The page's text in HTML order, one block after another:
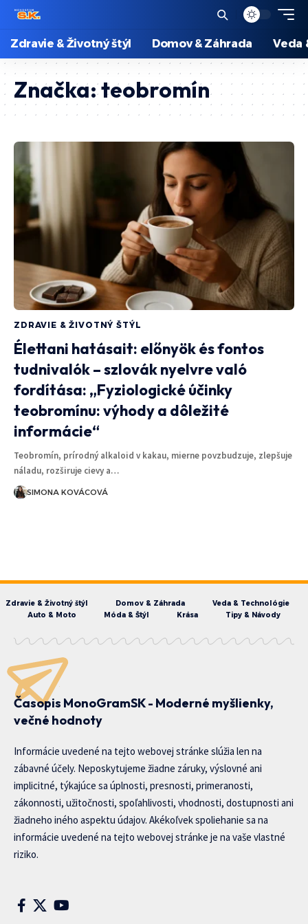
Zdravie & Životný štýl Domov & Záhrada Veda
Značka:teobromín
ZDRAVIE & ŽIVOTNÝ ŠTÝL
Élettani hatásait: előnyök és fontos
tudnivalók – szlovák nyelvre való
fordítása: „Fyziologické účinky
teobromínu: výhody a dôležité
informácie“
Teobromín, prírodný alkaloid v kakau, mierne povzbudzuje, zlepšuje
náladu, rozširuje cievy a…
SIMONA KOVÁCOVÁ
Zdravie & Životný štýl Domov & Záhrada
Veda & Technológie
Auto & Moto
Móda & Štýl Krása Tipy & Návody
Časopis MonoGramSK - Moderné myšlienky,
večné hodnoty
Informácie uvedené na tejto webovej stránke slúžia len na
zábavné účely. Neposkytujeme žiadne záruky, výslovné ani
implicitné, týkajúce sa úplnosti, presnosti, primeranosti,
zákonnosti, užitočnosti, spoľahlivosti, vhodnosti, dostupnosti ani
žiadneho iného aspektu údajov. Akékoľvek spoliehanie sa na
informácie uvedené na tejto webovej stránke je na vaše vlastné
riziko.